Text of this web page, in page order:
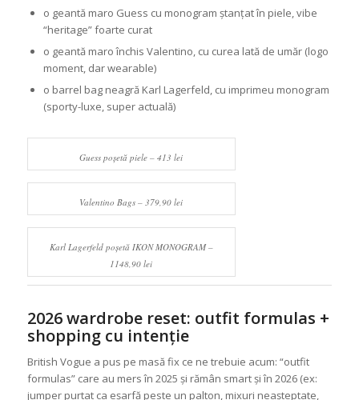
o geantă maro Guess cu monogram ștanțat în piele, vibe
“heritage” foarte curat
o geantă maro închis Valentino, cu curea lată de umăr (logo
moment, dar wearable)
o barrel bag neagră Karl Lagerfeld, cu imprimeu monogram
(sporty-luxe, super actuală)
Guess poșetă piele – 413 lei
Valentino Bags – 379,90 lei
Karl Lagerfeld poșetă IKON MONOGRAM –
1148,90 lei
2026 wardrobe reset: outfit formulas +
shopping cu intenție
British Vogue a pus pe masă fix ce ne trebuie acum: “outfit
formulas” care au mers în 2025 și rămân smart și în 2026 (ex:
jumper purtat ca eșarfă peste un palton, mixuri neașteptate,